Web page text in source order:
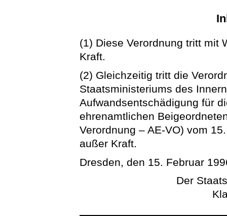
(1) Diese Verordnung tritt mit
Kraft.
(2) Gleichzeitig tritt die
Staatsministeriums des
Aufwandsentschädigung für
ehrenamtlichen
Verordnung – AE-VO) vom
außer Kraft.
Dresden, den 15. Februar
Der